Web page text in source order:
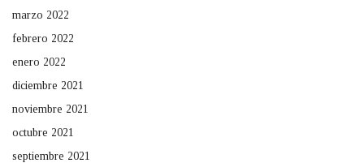
marzo 2022
febrero 2022
enero 2022
diciembre 2021
noviembre 2021
octubre 2021
septiembre 2021